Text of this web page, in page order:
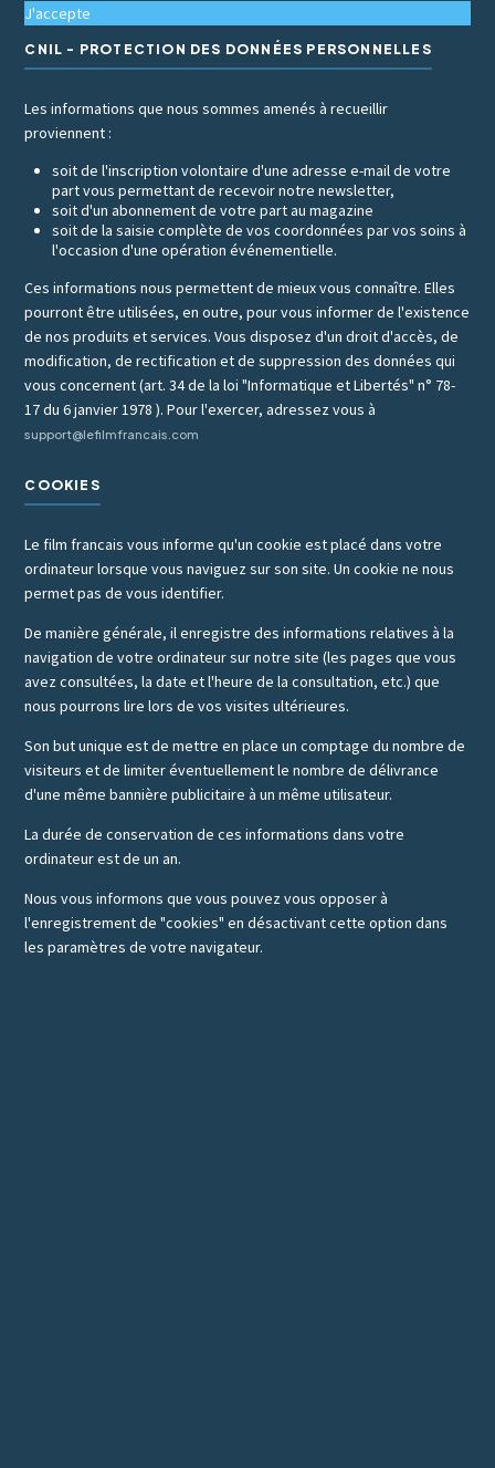
J'accepte
CNIL - PROTECTION DES DONNÉES PERSONNELLES
Les informations que nous sommes amenés à recueillir
proviennent :
soit de l'inscription volontaire d'une adresse e-mail de votre
part vous permettant de recevoir notre newsletter,
soit d'un abonnement de votre part au magazine
soit de la saisie complète de vos coordonnées par vos soins à
l'occasion d'une opération événementielle.
Ces informations nous permettent de mieux vous connaître. Elles
pourront être utilisées, en outre, pour vous informer de l'existence
de nos produits et services. Vous disposez d'un droit d'accès, de
modification, de rectification et de suppression des données qui
vous concernent (art. 34 de la loi "Informatique et Libertés" n° 78-
17 du 6 janvier 1978 ). Pour l'exercer, adressez vous à
support@lefilmfrancais.com
COOKIES
Le film francais vous informe qu'un cookie est placé dans votre
ordinateur lorsque vous naviguez sur son site. Un cookie ne nous
permet pas de vous identifier.
De manière générale, il enregistre des informations relatives à la
navigation de votre ordinateur sur notre site (les pages que vous
avez consultées, la date et l'heure de la consultation, etc.) que
nous pourrons lire lors de vos visites ultérieures.
Son but unique est de mettre en place un comptage du nombre de
visiteurs et de limiter éventuellement le nombre de délivrance
d'une même bannière publicitaire à un même utilisateur.
La durée de conservation de ces informations dans votre
ordinateur est de un an.
Nous vous informons que vous pouvez vous opposer à
l'enregistrement de "cookies" en désactivant cette option dans
les paramètres de votre navigateur.